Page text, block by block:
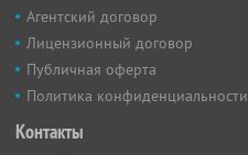
Агентский договор
Лицензионный договор
Публичная оферта
Политика конфиденциальности
Контакты